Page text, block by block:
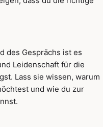
des Gesprächs ist es
Leidenschaft für die
Lass sie wissen, warum
und wie du zur